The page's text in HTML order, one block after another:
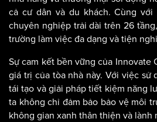
cả cư dân và du khách. Cùng với
chuyên nghiệp trải dài trên 26
trường làm việc đa dạng và tiện
Sự cam kết bền vững của Innovate
giá trị của tòa nhà này. Với việc sử
tái tạo và giải pháp tiết kiệm năng
ta không chỉ đảm bảo bảo vệ môi
không gian xanh thân thiện và lành